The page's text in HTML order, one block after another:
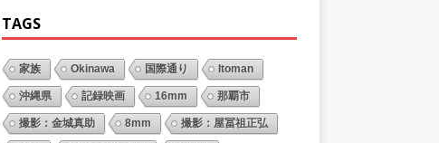
TAGS
家族 Okinawa 国際通り Itoman
沖縄県 記録映画 16mm 那覇市
撮影：金城真助 8mm 撮影：屋冨祖正弘